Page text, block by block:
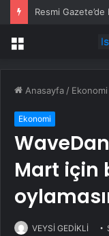
Resmi
Menü
Anasayfa / Ekonomi
Ekonomi
Mart için
VEYSİ GEDİKLİ